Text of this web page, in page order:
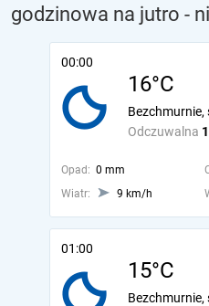
godzinowa na jutro -
00:00
16°C
Odczuwalna
Bezchmurnie,
Opad: 0 mm
Wiatr:
9 km/h
01:00
15°C
Bezchmurnie,